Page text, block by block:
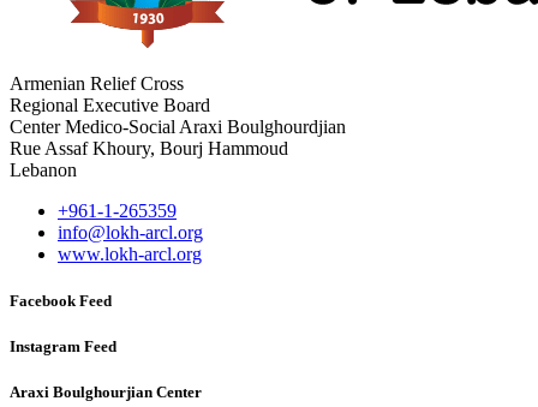
Armenian Relief Cross
Regional Executive Board
Center Medico-Social Araxi Boulghourdjian
Rue Assaf Khoury, Bourj Hammoud
Lebanon
+961-1-265359
info@lokh-arcl.org
www.lokh-arcl.org
Facebook Feed
Instagram Feed
Araxi Boulghourjian Center